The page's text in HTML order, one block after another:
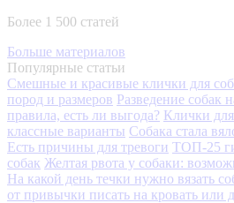
Более 1 500 статей
Больше материалов
Популярные статьи
Смешные и красивые клички для
пород и размеров Разведение собак
правила, есть ли выгода? Клички
классные варианты Собака стала
Есть причины для тревоги ТОП-25
собак Желтая рвота у собаки:
На какой день течки нужно вязать
от привычки писать на кровать или